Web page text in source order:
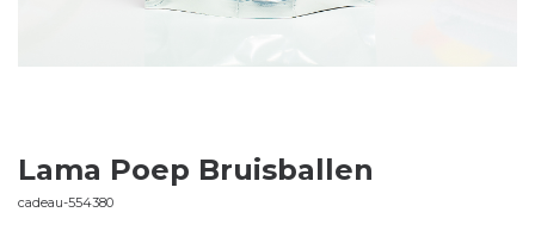
Lama Poep Bruisballen
cadeau-554380